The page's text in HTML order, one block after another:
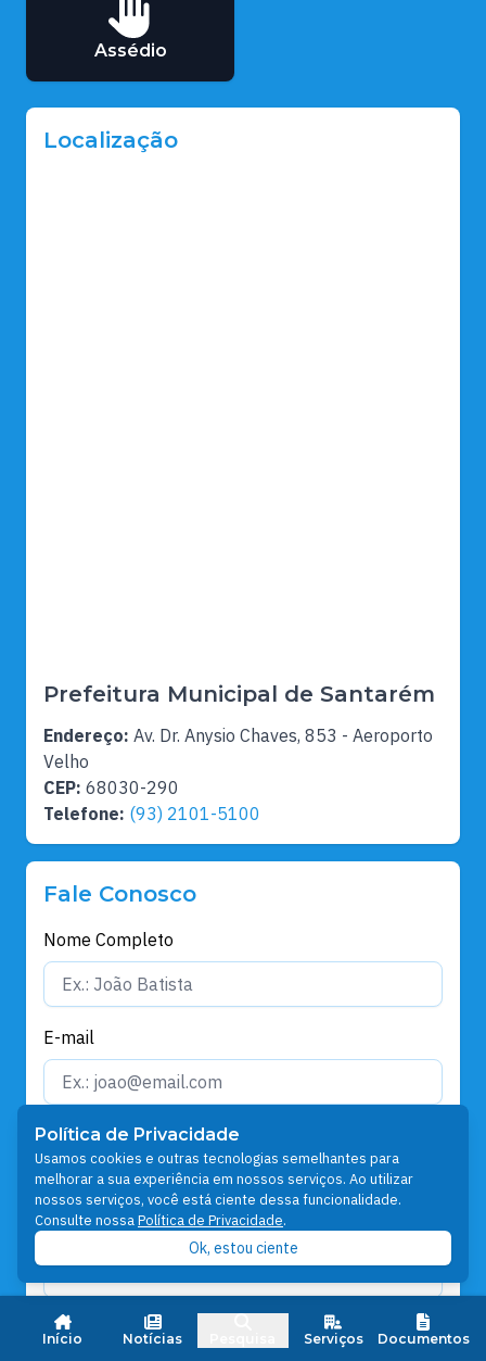
Início Notícias Serviços Documentos
Assédio
Localização
Prefeitura Municipal de Santarém
Endereço: Av. Dr. Anysio Chaves, 853 - Aeroporto
Velho
CEP: 68030-290
Telefone: (93) 2101-5100
Fale Conosco
Nome Completo
E-mail
Telefone
Estado:
Cidade:
Política de Privacidade
Usamos cookies e outras tecnologias semelhantes para
melhorar a sua experiência em nossos serviços. Ao utilizar
nossos serviços, você está ciente dessa funcionalidade.
Consulte nossaPolítica de Privacidade.
Ok, estou ciente